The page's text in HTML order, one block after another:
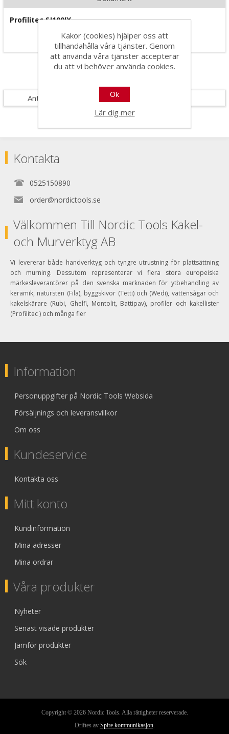
Profilitec SJ100IX
Antal i förpackning
Kontakta
0525150890
order@nordictools.se
Välkommen Till Nordic Tools Kakel-
och Murverktyg AB
Vi levererar både handverktyg och tyngre utrustning för plattsättning
och murning. Dessutom representerar vi flera stora europeiska
märkesleverantörer på den svenska marknaden för ytbehandling av
keramik, natursten (Fila), byggskivor (Tetti) och (Wedi), vattensågar och
kakelskärare (Rubi, Ghelfi, Montolit, Battipav), profiler och kakellister
(Profilitec ) och många fler
Information
Personuppgifter på Nordic Tools Websida
Försäljnings och leveransvillkor
Om oss
Kundeservice
Kontakta oss
Mitt konto
Kundinformation
Mina adresser
Mina ordrar
Våra produkter
Nyheter
Senast visade produkter
Jämför produkter
Sök
Copyright © 2026 Nordic Tools. Alla rättigheter reserverade.
Driftes av Spire kommunikasjon.
Kakor (cookies) hjälper oss att
tillhandahålla våra tjänster. Genom
att använda våra tjänster accepterar
du att vi behöver använda cookies.
Ok
Lär dig mer